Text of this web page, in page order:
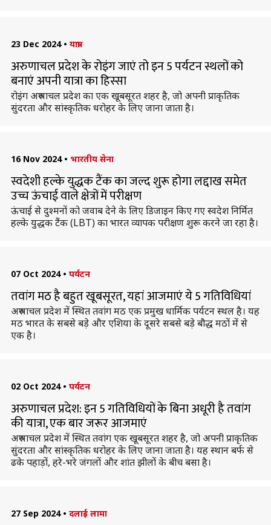
23 Dec 2024 • यात्रा
अरुणाचल प्रदेश के रोइंग जाएं तो इन 5 पर्यटन स्थलों को
बनाएं अपनी यात्रा का हिस्सा
रोइंग अरुणाचल प्रदेश का एक खूबसूरत शहर है, जो अपनी प्राकृतिक
सुंदरता और सांस्कृतिक धरोहर के लिए जाना जाता है।
16 Nov 2024 • भारतीय सेना
स्वदेशी हल्के युद्धक टैंक का जल्द शुरू होगा लद्दाख समेत
उच्च ऊंचाई वाले क्षेत्रों में परीक्षण
ऊंचाई से दुश्मनों को जवाब देने के लिए डिजाइन किए गए स्वदेश निर्मित
हल्के युद्धक टैंक (LBT) का भारत व्यापक परीक्षण शुरू करने जा रहा है।
07 Oct 2024 • पर्यटन
तवांग मठ है बहुत खूबसूरत, यहां आजमाएं ये 5 गतिविधियां
अरुणाचल प्रदेश में स्थित तवांग मठ एक प्रमुख धार्मिक पर्यटन स्थल है। यह
मठ भारत के सबसे बड़े और एशिया के दूसरे सबसे बड़े बौद्ध मठों में से
एक है।
02 Oct 2024 • पर्यटन
अरुणाचल प्रदेश: इन 5 गतिविधियों के बिना अधूरी है तवांग
की यात्रा, एक बार जरूर आजमाएं
अरुणाचल प्रदेश में स्थित तवांग एक खूबसूरत शहर है, जो अपनी प्राकृतिक
सुंदरता और सांस्कृतिक धरोहर के लिए जाना जाता है। यह स्थान बर्फ से
ढके पहाड़ों, हरे-भरे जंगलों और शांत झीलों के बीच बसा है।
27 Sep 2024 • दलाई लामा